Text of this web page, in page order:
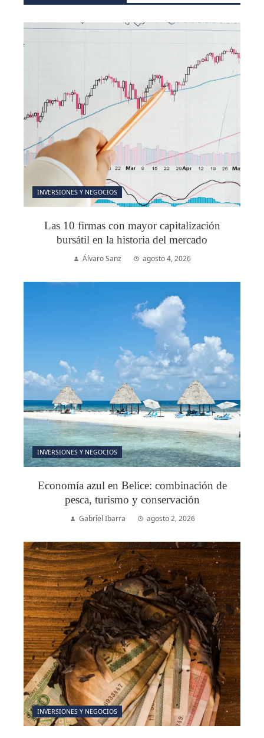
INVERSIONES Y NEGOCIOS
Las 10 firmas con mayor capitalización
bursátil en la historia del mercado
Álvaro Sanz agosto 4, 2026
INVERSIONES Y NEGOCIOS
Economía azul en Belice: combinación de
pesca, turismo y conservación
Gabriel Ibarra agosto 2, 2026
INVERSIONES Y NEGOCIOS